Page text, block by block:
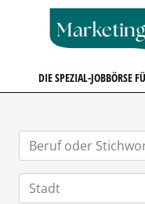
DIE SPEZIAL-JOBBÖRSE